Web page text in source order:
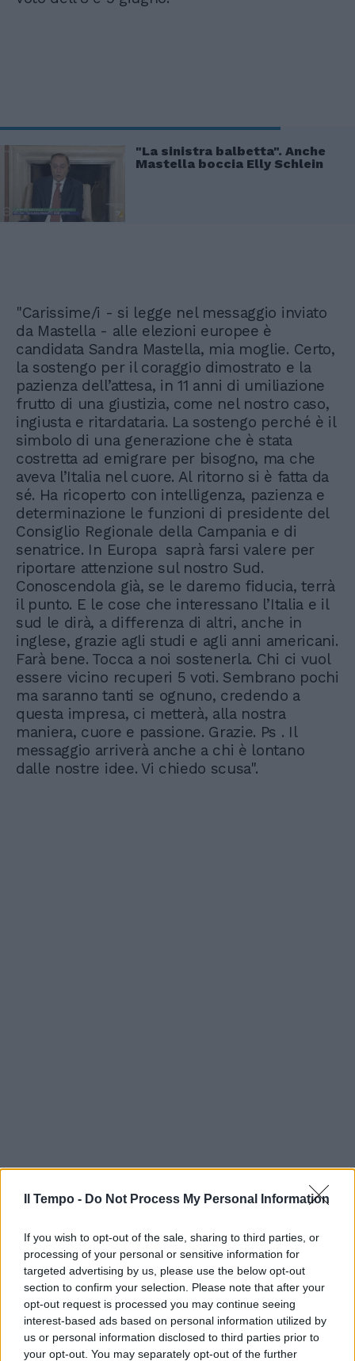
Il Tempo - Do Not Process My Personal Information
If you wish to opt-out of the sale, sharing to third parties, or
processing of your personal or sensitive information for
targeted advertising by us, please use the below opt-out
section to confirm your selection. Please note that after your
opt-out request is processed you may continue seeing
interest-based ads based on personal information utilized by
us or personal information disclosed to third parties prior to
your opt-out. You may separately opt-out of the further
"La sinistra balbetta". Anche
Mastella boccia Elly Schlein
"Carissime/i - si legge nel messaggio inviato
da Mastella - alle elezioni europee è
candidata Sandra Mastella, mia moglie. Certo,
la sostengo per il coraggio dimostrato e la
pazienza dell’attesa, in 11 anni di umiliazione
frutto di una giustizia, come nel nostro caso,
ingiusta e ritardataria. La sostengo perché è il
simbolo di una generazione che è stata
costretta ad emigrare per bisogno, ma che
aveva l’Italia nel cuore. Al ritorno si è fatta da
sé. Ha ricoperto con intelligenza, pazienza e
determinazione le funzioni di presidente del
Consiglio Regionale della Campania e di
senatrice. In Europa saprà farsi valere per
riportare attenzione sul nostro Sud.
Conoscendola già, se le daremo fiducia, terrà
il punto. E le cose che interessano l’Italia e il
sud le dirà, a differenza di altri, anche in
inglese, grazie agli studi e agli anni americani.
Farà bene. Tocca a noi sostenerla. Chi ci vuol
essere vicino recuperi 5 voti. Sembrano pochi
ma saranno tanti se ognuno, credendo a
questa impresa, ci metterà, alla nostra
maniera, cuore e passione. Grazie. Ps . Il
messaggio arriverà anche a chi è lontano
dalle nostre idee. Vi chiedo scusa".